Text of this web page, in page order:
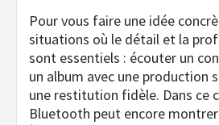
Pour vous faire une idée
situations où le détail et la
sont essentiels : écouter un
un album avec une production
une restitution fidèle. Dans ce
Bluetooth peut encore